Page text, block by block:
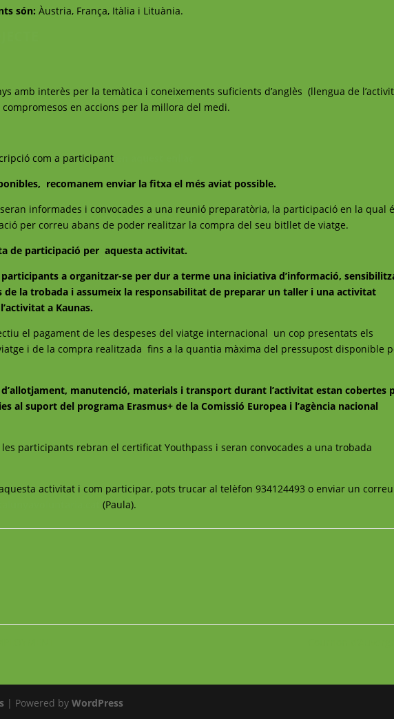
són: Àustria, França, Itàlia i Lituània.
amb interès per la temàtica i coneixements suficients d’anglès (llengua de
en accions per la millora del medi.
com a participant
recomanem enviar la fitxa el més aviat possible.
informades i convocades a una reunió preparatòria, la participació en la qual
per correu abans de poder realitzar la compra del seu bitllet de viatge.
de participació per aquesta activitat.
participants a organitzar-se per dur a terme una iniciativa d’informació,
de la trobada i assumeix la responsabilitat de preparar un taller i una activitat
a Kaunas.
el pagament de les despeses del viatge internacional un cop presentats els
i de la compra realitzada fins a la quantia màxima del pressupost disponible
manutenció, materials i transport durant l’activitat estan cobertes
al suport del programa Erasmus+ de la Comissió Europea i l’agència nacional
participants rebran el certificat Youthpass i seran convocades a una trobada
activitat i com participar, pots trucar al telèfon 934124493 o enviar un correu
(Paula).
| Powered byWordPress